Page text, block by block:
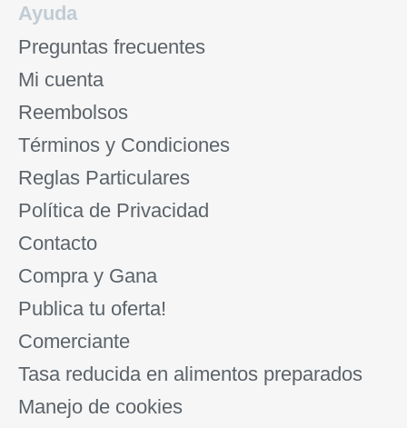
Ayuda
Preguntas frecuentes
Mi cuenta
Reembolsos
Términos y Condiciones
Reglas Particulares
Política de Privacidad
Contacto
Compra y Gana
Publica tu oferta!
Comerciante
Tasa reducida en alimentos preparados
Manejo de cookies